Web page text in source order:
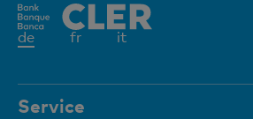
deAktives
fr it
Service